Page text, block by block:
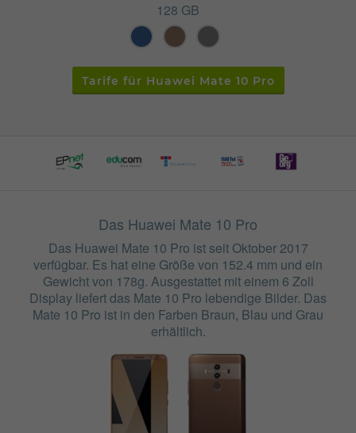
128 GB
Tarife für Huawei Mate 10 Pro
Das Huawei Mate 10 Pro
Das Huawei Mate 10 Pro ist seit Oktober 2017
verfügbar. Es hat eine Größe von 152.4 mm und ein
Gewicht von 178g. Ausgestattet mit einem 6 Zoll
Display liefert das Mate 10 Pro lebendige Bilder. Das
Mate 10 Pro ist in den Farben Braun, Blau und Grau
erhältlich.